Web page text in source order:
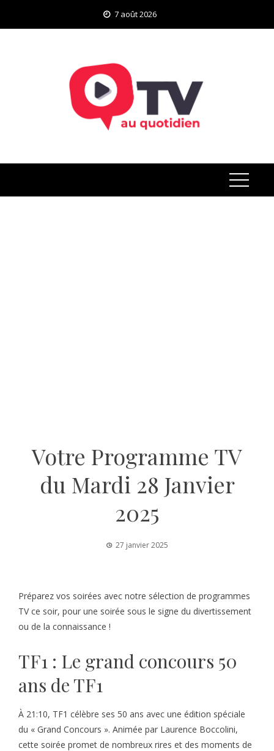
7 août 2026
Votre Programme TV
du Mardi 28 Janvier
2025
27 janvier 2025
Préparez vos soirées avec notre sélection de programmes
TV ce soir, pour une soirée sous le signe du divertissement
ou de la connaissance !
TF1 : Le grand concours 50
ans de TF1
À 21:10, TF1 célèbre ses 50 ans avec une édition spéciale
du « Grand Concours ». Animée par Laurence Boccolini,
cette soirée promet de nombreux rires et des moments de